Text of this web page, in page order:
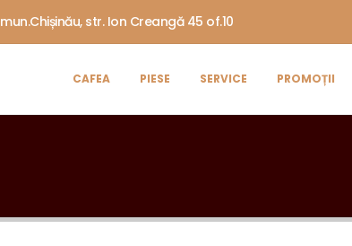
mun.Chișinău, str. Ion Creangă 45 of.10
CAFEA PIESE SERVICE PROMOȚII